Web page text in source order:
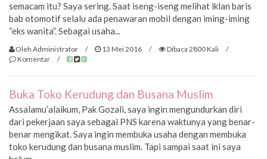
semacam itu? Saya sering. Saat iseng-iseng melihat iklan baris
bab otomotif selalu ada penawaran mobil dengan iming-iming
“eks wanita”. Sebagai usaha...
Oleh Administrator / 13 Mei 2016 / Dibaca 2800 Kali
/
Komentar
/
Buka Toko Kerudung dan Busana Muslim
Assalamu’alaikum, Pak Gozali, saya ingin mengundurkan diri
dari pekerjaan saya sebagai PNS karena waktunya yang benar-
benar mengikat. Saya ingin membuka usaha dengan membuka
toko kerudung dan busana muslim. Tapi sampai saat ini saya